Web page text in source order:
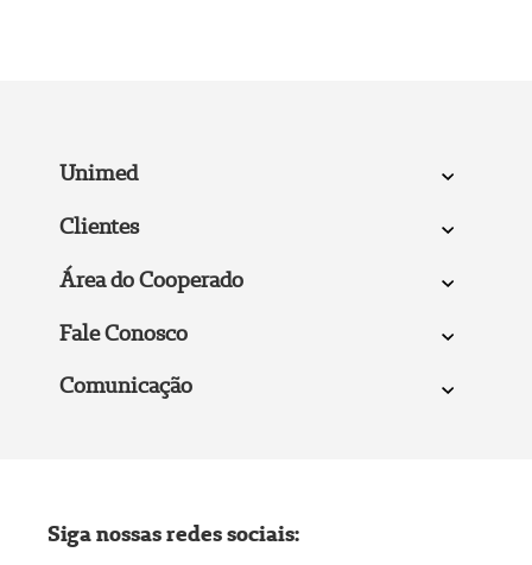
Unimed
Clientes
Área do Cooperado
Fale Conosco
Comunicação
Siga nossas redes sociais: